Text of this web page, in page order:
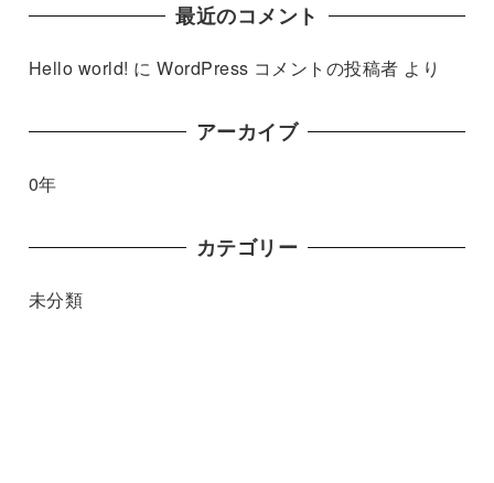
最近のコメント
Hello world! にWordPress コメントの投稿者 より
アーカイブ
0年
カテゴリー
未分類